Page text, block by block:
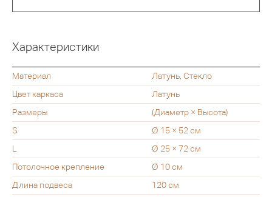
Характеристики
Материал
Латунь, Стекло
Цвет каркаса
Латунь
Размеры
(Диаметр × Высота)
S
Ø 15 × 52 см
L
Ø 25 × 72 см
Потолочное крепление
Ø 10 см
Длина подвеса
120 см